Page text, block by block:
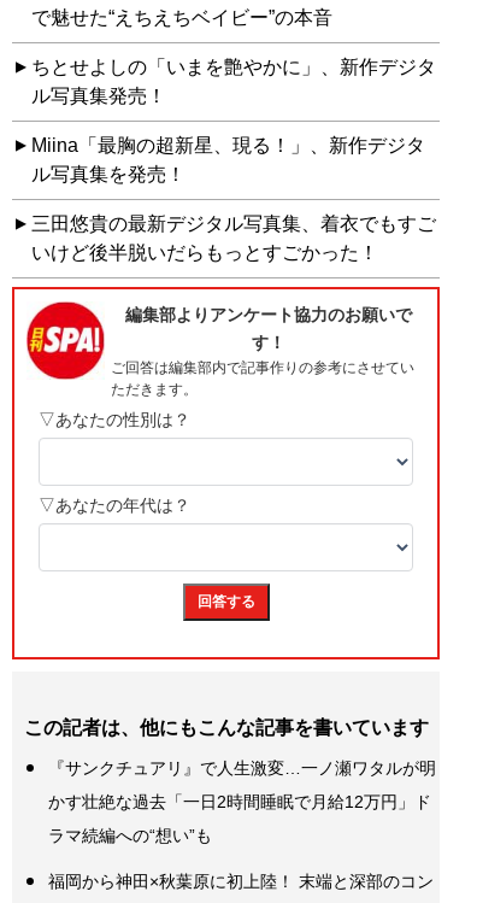
で魅せた“えちえちベイビー”の本音
ちとせよしの「いまを艶やかに」、新作デジタ
ル写真集発売！
Miina「最胸の超新星、現る！」、新作デジタ
ル写真集を発売！
三田悠貴の最新デジタル写真集、着衣でもすご
いけど後半脱いだらもっとすごかった！
この記者は、他にもこんな記事を書いています
『サンクチュアリ』で人生激変…一ノ瀬ワタルが明
かす壮絶な過去「一日2時間睡眠で月給12万円」ド
ラマ続編への“想い”も
福岡から神田×秋葉原に初上陸！ 末端と深部のコン